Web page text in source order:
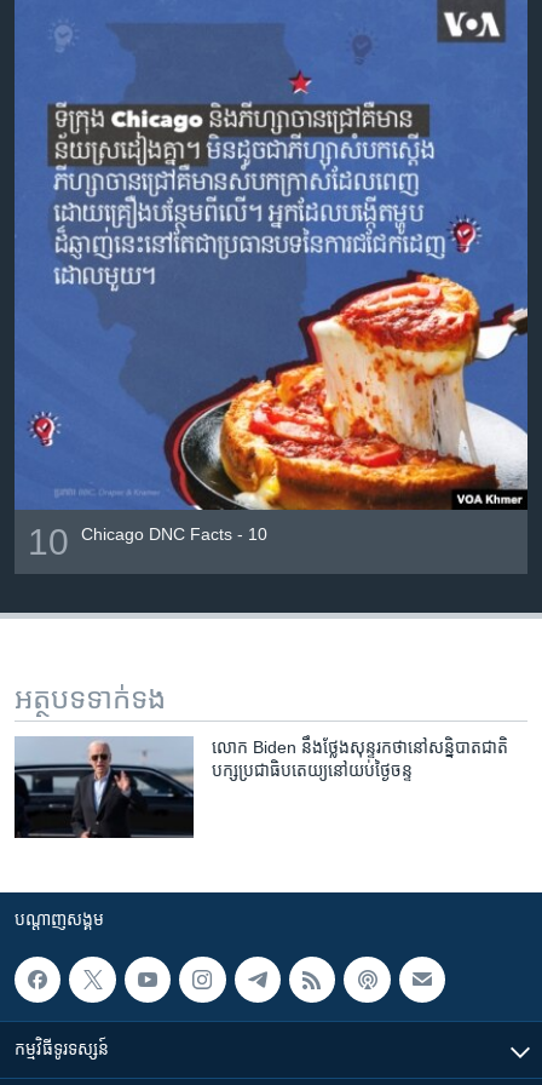
10 Chicago DNC Facts - 10
អត្ថបទ​ទាក់ទង
លោក Biden នឹង​ថ្លែង​សុន្ទរកថា​នៅ​សន្និបាត​ជាតិ​
បក្ស​ប្រជាធិបតេយ្យ​នៅ​យប់​ថ្ងៃ​ចន្ទ
បណ្តាញ​សង្គម
កម្មវិធី​ទូរទស្សន៍